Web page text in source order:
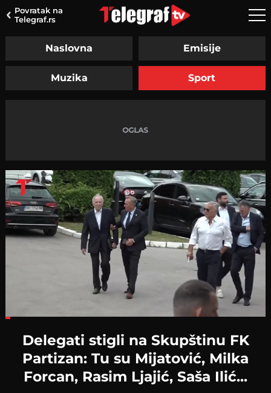
Povratak na
Telegraf.rs
Naslovna Emisije
Muzika Sport
Delegati stigli na Skupštinu FK
Partizan: Tu su Mijatović, Milka
Forcan, Rasim Ljajić, Saša Ilić...